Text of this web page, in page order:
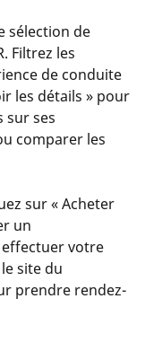
sélection de
Filtrez les
de conduite
les détails » pour
sur ses
comparer les
sur « Acheter
un
effectuer votre
site du
prendre rendez-